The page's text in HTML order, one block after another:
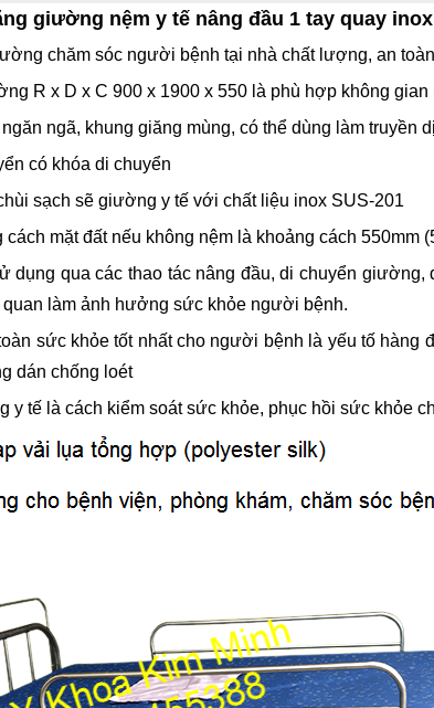
giường nệm y tế nâng đầu 1 tay quay
chăm sóc người bệnh tại nhà chất lượng, an
R x D x C 900 x 1900 x 550 là phù hợp không
ngã, khung giăng mùng, có thể dùng làm truyền
có khóa di chuyển
sạch sẽ giường y tế với chất liệu inox SUS-201
mặt đất nếu không nệm là khoảng cách 550mm
dụng qua các thao tác nâng đầu, di chuyển
quan làm ảnh hưởng sức khỏe người bệnh.
sức khỏe tốt nhất cho người bệnh là yếu tố
dán chống loét
y tế là cách kiểm soát sức khỏe, phục hồi sức khỏe